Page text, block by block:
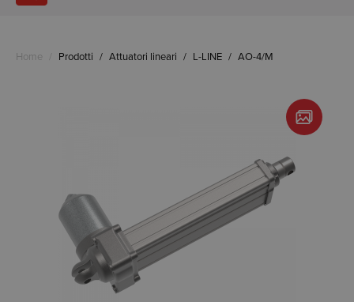
Home Prodotti / Attuatori lineari / L-LINE / AO-4/M